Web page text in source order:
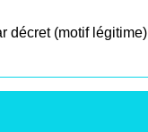
décret (motif légitime)